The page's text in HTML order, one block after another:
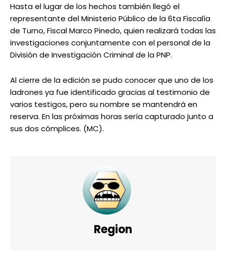
Hasta el lugar de los hechos también llegó el
representante del Ministerio Público de la 6ta Fiscalía
de Turno, Fiscal Marco Pinedo, quien realizará todas las
investigaciones conjuntamente con el personal de la
División de Investigación Criminal de la PNP.
Al cierre de la edición se pudo conocer que uno de los
ladrones ya fue identificado gracias al testimonio de
varios testigos, pero su nombre se mantendrá en
reserva. En las próximas horas sería capturado junto a
sus dos cómplices. (MC).
Region